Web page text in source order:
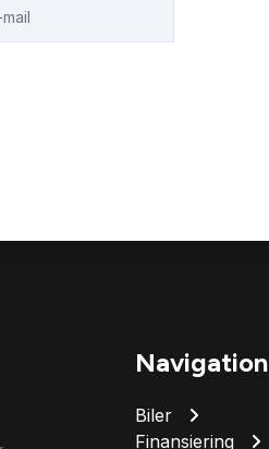
Navigation
Biler
Finansiering